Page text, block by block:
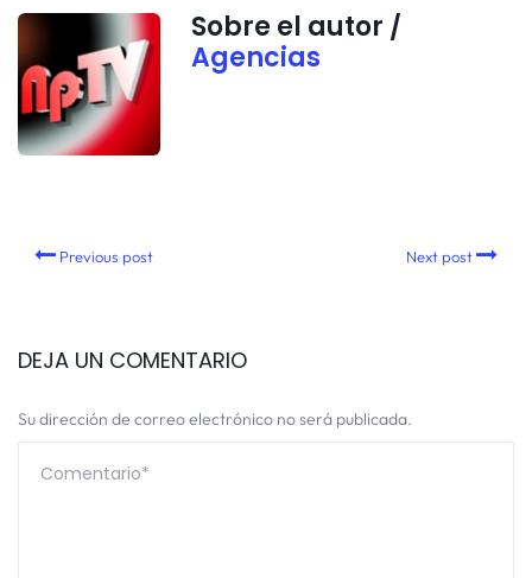
Sobre el autor /
Agencias
Previous post Next post
DEJA UN COMENTARIO
Su dirección de correo electrónico no será publicada.